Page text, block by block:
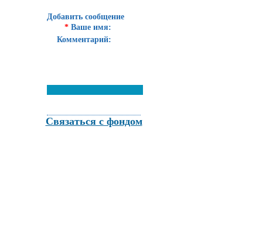
Добавить сообщение
* Ваше имя:
Комментарий:
Связаться с фондом